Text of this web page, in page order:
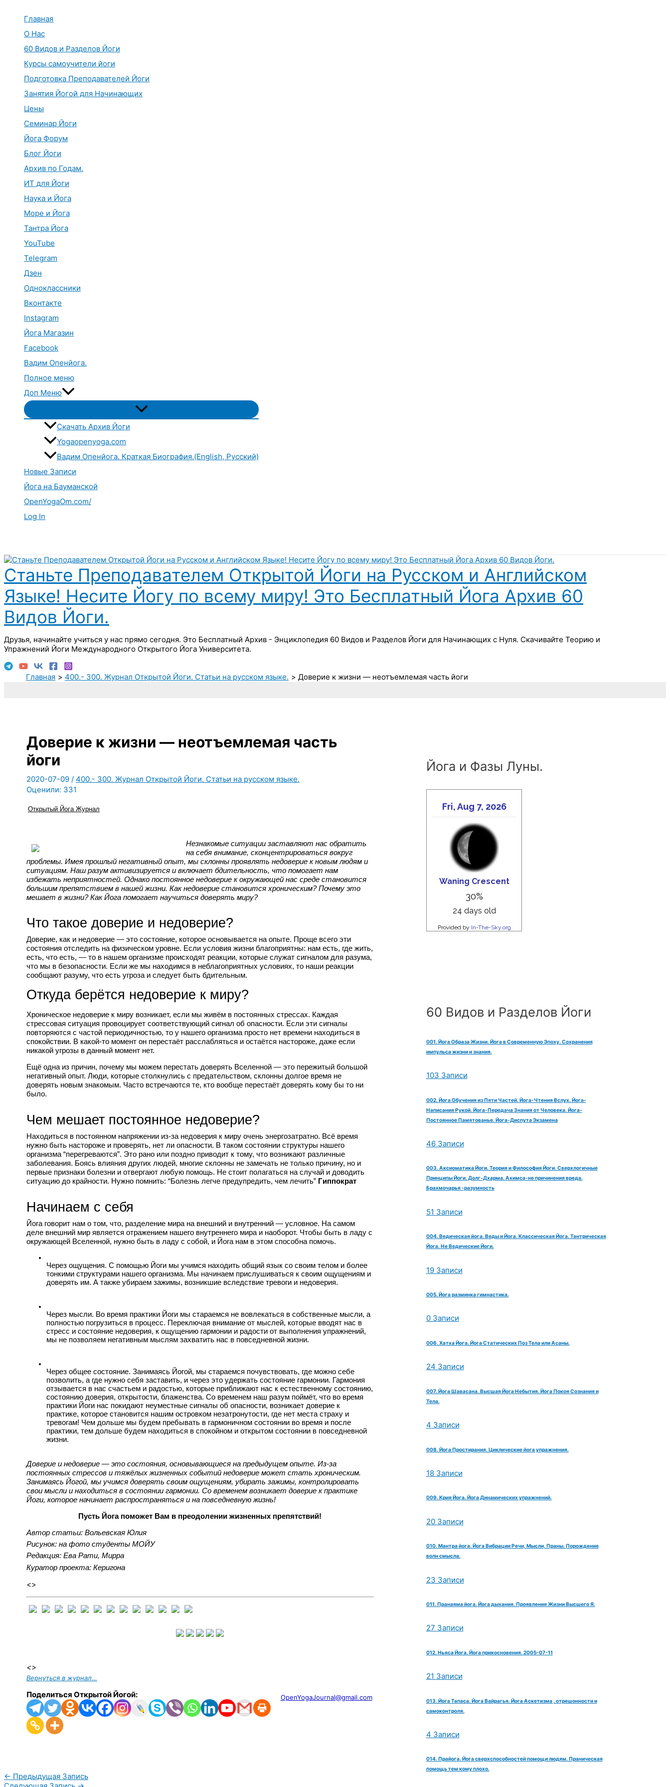
Главная
О Нас
60 Видов и Разделов Йоги
Курсы самоучители йоги
Подготовка Преподавателей Йоги
Занятия Йогой для Начинающих
Цены
Семинар Йоги
Йога Форум
Блог Йоги
Архив по Годам.
ИТ для Йоги
Наука и Йога
Море и Йога
Тантра Йога
YouTube
Telegram
Дзен
Одноклассники
Вконтакте
Instagram
Йога Магазин
Facebook
Вадим Опенйога.
Полное меню
Доп Меню
Переключатель
меню
Скачать Архив Йоги
Yogaopenyoga.com
Вадим Опенйога. Краткая Биография.(English, Русский)
Новые Записи
Йога на Бауманской
OpenYogaOm.com/
Log In
Станьте Преподавателем Открытой Йоги на Русском и Английском
Языке! Несите Йогу по всему миру! Это Бесплатный Йога Архив 60
Видов Йоги.
Друзья, начинайте учиться у нас прямо сегодня. Это Бесплатный Архив - Энциклопедия 60 Видов и Разделов Йоги для Начинающих с Нуля. Скачивайте Теорию и
Упражнений Йоги Международного Открытого Йога Университета.
Главная 400.- 300. Журнал Открытой Йоги. Статьи на русском языке. Доверие к жизни — неотъемлемая часть йоги
Доверие к жизни — неотъемлемая часть
йоги
2020-07-09 / 400.- 300. Журнал Открытой Йоги. Статьи на русском языке.
Оценили: 331
Открытый Йога Журнал
Незнакомые ситуации заставляют нас обратить
на себя внимание, сконцентрироваться вокруг
проблемы. Имея прошлый негативный опыт, мы склонны проявлять недоверие к новым людям и
ситуациям. Наш разум активизируется и включает бдительность, что помогает нам
избежать неприятностей. Однако постоянное недоверие к окружающей нас среде становится
большим препятствием в нашей жизни. Как недоверие становится хроническим? Почему это
мешает в жизни? Как Йога помогает научиться доверять миру?
Что такое доверие и недоверие?
Доверие, как и недоверие — это состояние, которое основывается на опыте. Проще всего эти
состояния отследить на физическом уровне. Если условия жизни благоприятны: нам есть, где жить,
есть, что есть, — то в нашем организме происходят реакции, которые служат сигналом для разума,
что мы в безопасности. Если же мы находимся в неблагоприятных условиях, то наши реакции
сообщают разуму, что есть угроза и следует быть бдительным.
Откуда берётся недоверие к миру?
Хроническое недоверие к миру возникает, если мы живём в постоянных стрессах. Каждая
стрессовая ситуация провоцирует соответствующий сигнал об опасности. Если эти сигналы
повторяются с частой периодичностью, то у нашего организма просто нет времени находиться в
спокойствии. В какой-то момент он перестаёт расслабляться и остаётся настороже, даже если
никакой угрозы в данный момент нет.
Ещё одна из причин, почему мы можем перестать доверять Вселенной — это пережитый большой
негативный опыт. Люди, которые столкнулись с предательством, склонны долгое время не
доверять новым знакомым. Часто встречаются те, кто вообще перестаёт доверять кому бы то ни
было.
Чем мешает постоянное недоверие?
Находиться в постоянном напряжении из-за недоверия к миру очень энергозатратно. Всё время
нужно быть настороже и проверять, нет ли опасности. В таком состоянии структуры нашего
организма “перегреваются”. Это рано или поздно приводит к тому, что возникают различные
заболевания. Боясь влияния других людей, многие склонны не замечать не только причину, но и
первые признаки болезни и отвергают любую помощь. Не стоит полагаться на случай и доводить
ситуацию до крайности. Нужно помнить: “Болезнь легче предупредить, чем лечить” Гиппократ
Начинаем с себя
Йога говорит нам о том, что, разделение мира на внешний и внутренний — условное. На самом
деле внешний мир является отражением нашего внутреннего мира и наоборот. Чтобы быть в ладу с
окружающей Вселенной, нужно быть в ладу с собой, и Йога нам в этом способна помочь.
Через ощущения. С помощью Йоги мы учимся находить общий язык со своим телом и более
тонкими структурами нашего организма. Мы начинаем прислушиваться к своим ощущениям и
доверять им. А также убираем зажимы, возникшие вследствие тревоги и недоверия.
Через мысли. Во время практики Йоги мы стараемся не вовлекаться в собственные мысли, а
полностью погрузиться в процесс. Переключая внимание от мыслей, которые вводят нас в
стресс и состояние недоверия, к ощущению гармонии и радости от выполнения упражнений,
мы не позволяем негативным мыслям захватить нас в повседневной жизни.
Через общее состояние. Занимаясь Йогой, мы стараемся почувствовать, где можно себе
позволить, а где нужно себя заставить, и через это удержать состояние гармонии. Гармония
отзывается в нас счастьем и радостью, которые приближают нас к естественному состоянию,
состоянию доверия, открытости, блаженства. Со временем наш разум поймёт, что во время
практики Йоги нас покидают неуместные сигналы об опасности, возникает доверие к
практике, которое становится нашим островком незатронутости, где нет места страху и
тревогам! Чем дольше мы будем пребывать в гармоничном состоянии во время и после
практики, тем дольше будем находиться в спокойном и открытом состоянии в повседневной
жизни.
Доверие и недоверие — это состояния, основывающиеся на предыдущем опыте. Из-за
постоянных стрессов и тяжёлых жизненных событий недоверие может стать хроническим.
Занимаясь Йогой, мы учимся доверять своим ощущениям, убирать зажимы, контролировать
свои мысли и находиться в состоянии гармонии. Со временем возникает доверие к практике
Йоги, которое начинает распространяться и на повседневную жизнь!
Пусть Йога поможет Вам в преодолении жизненных препятствий!
Автор статьи: Вольевская Юлия
Рисунок: на фото студенты МОЙУ
Редакция: Ева Рати, Мирра
Куратор проекта: Керигона
<>
<>
Вернуться в журнал…
OpenYogaJournal@gmail.com
Поделиться Открытой Йогой:
← Предыдущая Запись
Йога и Фазы Луны.
60 Видов и Разделов Йоги
001. Йога Образа Жизни. Йога в Современную Эпоху. Сохранения
импульса жизни и знания.
103 Записи
002. Йога Обучения из Пяти Частей. Йога-Чтения Вслух. Йога-
Написания Рукой. Йога-Передача Знания от Человека. Йога-
Постоянное Памятованье. Йога-Диспута Экзамена
46 Записи
003. Аксиоматика Йоги. Теория и Философия Йоги. Сверхлогичные
Принципы Йоги. Долг-Дхарма. Ахимса-не причинения вреда.
Брахмочарья -разумность
51 Записи
004. Ведическая йога. Веды и Йога. Классическая Йога. Тантрическая
Йога. Не Ведические Йоги.
19 Записи
005. Йога разминка гимнастика.
0 Записи
006. Хатха Йога. Йога Статических Поз Тела или Асаны.
24 Записи
007. Йога Шавасана. Высшая Йога Небытия. Йога Покоя Сознания и
Тела.
4 Записи
008. Йога Простирания. Циклические йога упражнения.
18 Записи
009. Крия Йога. Йога Динамических упражнений.
20 Записи
010. Мантра йога. Йога Вибрации Речи, Мысли, Праны. Порождение
волн смысла.
23 Записи
011. Пранаяма йога. Йога дыхания. Проявления Жизни Высшего Я.
27 Записи
012. Ньяса Йога. Йога прикосновения. 2005-07-11
21 Записи
013. Йога Тапаса. Йога Вайрагья. Йога Аскетизма , отрешонности и
самоконтроля.
4 Записи
014. Прайога. Йога сверхспособностей помощи людям. Праническая
помощь тем кому плохо.